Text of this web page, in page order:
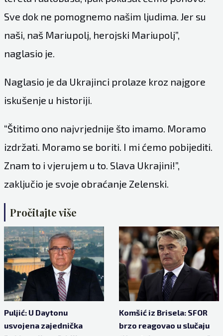
Sve dok ne pomognemo našim ljudima. Jer su
naši, naš Mariupolj, herojski Mariupolj”,
naglasio je.
Naglasio je da Ukrajinci prolaze kroz najgore
iskušenje u historiji.
“Štitimo ono najvrjednije što imamo. Moramo
izdržati. Moramo se boriti. I mi ćemo pobijediti.
Znam to i vjerujem u to. Slava Ukrajini!”,
zaključio je svoje obraćanje Zelenski.
Pročitajte više
Puljić: U Daytonu
usvojena zajednička
Komšić iz Brisela: SFOR
brzo reagovao u slučaju